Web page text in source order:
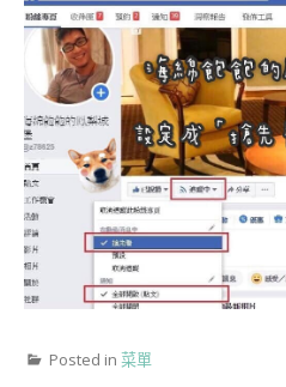
Posted in 菜單